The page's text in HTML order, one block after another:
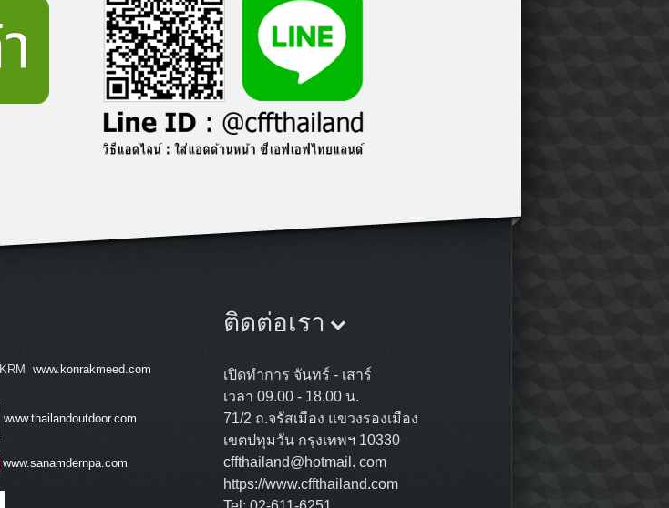
KRM www.konrakmeed.com
www.thailandoutdoor.com
www.sanamdernpa.com
ติดต่อเรา
เปิดทำการ จันทร์ - เสาร์
เวลา 09.00 - 18.00 น.
71/2 ถ.จรัสเมือง แขวงรองเมือง
เขตปทุมวัน กรุงเทพฯ 10330
cffthailand@hotmail. com
https://www.cffthailand.com